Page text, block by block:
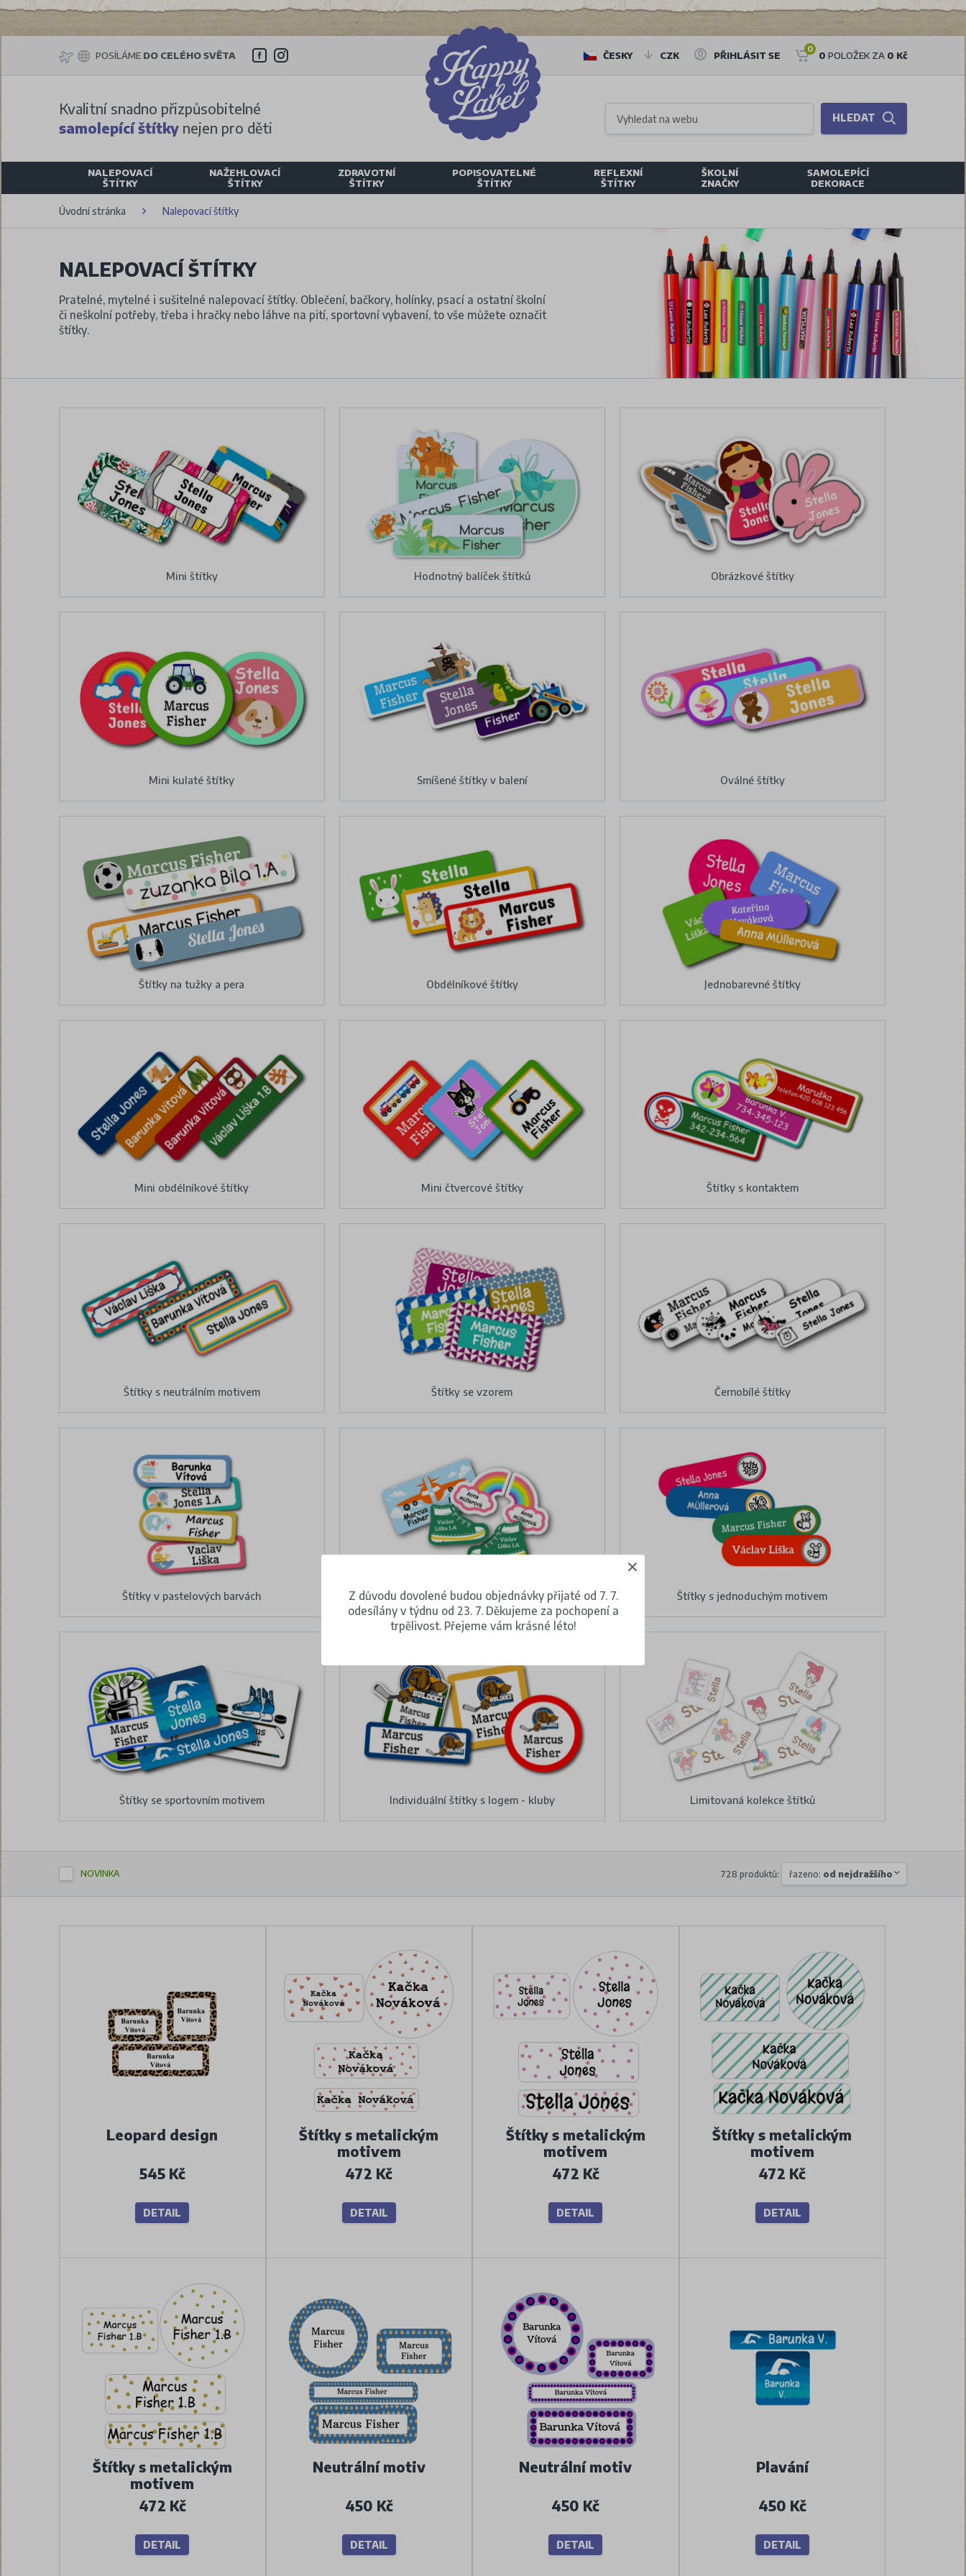
POSÍLÁME DO CELÉHO SVĚTA ČESKY CZK PŘIHLÁSIT SE
0
0 POLOŽEK ZA 0 Kč
Kvalitní snadno přizpůsobitelné
samolepící štítky nejen pro děti
HLEDAT
NALEPOVACÍ
ŠTÍTKY
NAŽEHLOVACÍ
ŠTÍTKY
ZDRAVOTNÍ
ŠTÍTKY
POPISOVATELNÉ
ŠTÍTKY
REFLEXNÍ
ŠTÍTKY
ŠKOLNÍ
ZNAČKY
SAMOLEPÍCÍ
DEKORACE
Úvodní stránka Nalepovací štítky
NALEPOVACÍ ŠTÍTKY
Pratelné, mytelné i sušitelné nalepovací štítky. Oblečení, bačkory, holínky, psací a ostatní školní
či neškolní potřeby, třeba i hračky nebo láhve na pití, sportovní vybavení, to vše můžete označit
štítky.
Mini štítky Hodnotný balíček štítků Obrázkové štítky
Mini kulaté štítky Smíšené štítky v balení Oválné štítky
Štítky na tužky a pera Obdélníkové štítky Jednobarevné štítky
Mini obdélníkové štítky Mini čtvercové štítky Štítky s kontaktem
Štítky s neutrálním motivem Štítky se vzorem Černobílé štítky
Štítky v pastelových barvách Štítky na boty Štítky s jednoduchým motivem
Štítky se sportovním motivem Individuální štítky s logem - kluby Limitovaná kolekce štítků
NOVINKA 728 produktů: řazeno: od nejdražšího
Leopard design
545 Kč
DETAIL
Štítky s metalickým
motivem
472 Kč
DETAIL
Štítky s metalickým
motivem
472 Kč
DETAIL
Štítky s metalickým
motivem
472 Kč
DETAIL
Štítky s metalickým
motivem
472 Kč
DETAIL
Neutrální motiv
450 Kč
DETAIL
Neutrální motiv
450 Kč
DETAIL
Plavání
450 Kč
DETAIL
Z důvodu dovolené budou objednávky přijaté od 7. 7.
odesílány v týdnu od 23. 7. Děkujeme za pochopení a
trpělivost. Přejeme vám krásné léto!